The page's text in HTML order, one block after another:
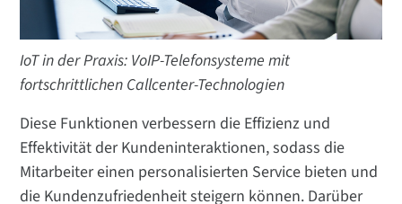
IoT in der Praxis: VoIP-Telefonsysteme mit
fortschrittlichen Callcenter-Technologien
Diese Funktionen verbessern die Effizienz und
Effektivität der Kundeninteraktionen, sodass die
Mitarbeiter einen personalisierten Service bieten und
die Kundenzufriedenheit steigern können. Darüber